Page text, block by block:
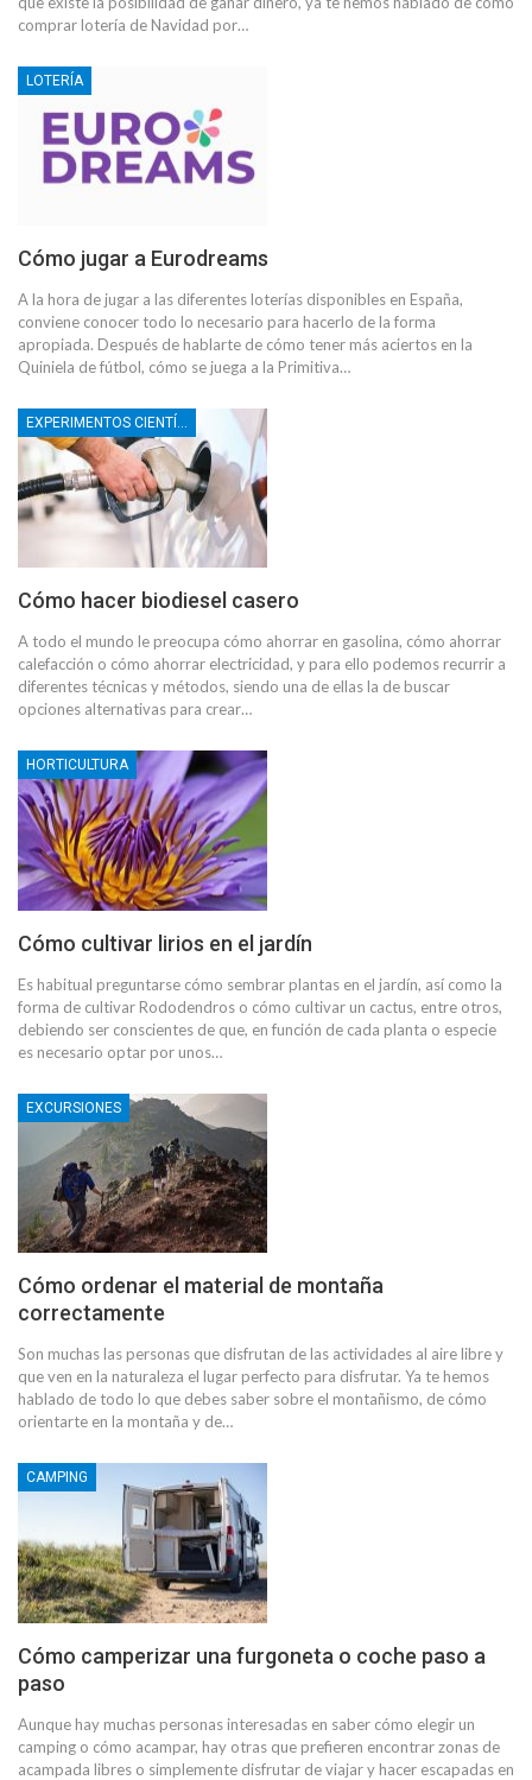
comprar lotería de Navidad por…
LOTERÍA
Cómo jugar a Eurodreams
A la hora de jugar a las diferentes loterías disponibles en España,
conviene conocer todo lo necesario para hacerlo de la forma
apropiada. Después de hablarte de cómo tener más aciertos en la
Quiniela de fútbol, cómo se juega a la Primitiva…
EXPERIMENTOS CIENTÍFICOS
Cómo hacer biodiesel casero
A todo el mundo le preocupa cómo ahorrar en gasolina, cómo ahorrar
calefacción o cómo ahorrar electricidad, y para ello podemos recurrir a
diferentes técnicas y métodos, siendo una de ellas la de buscar
opciones alternativas para crear…
HORTICULTURA
Cómo cultivar lirios en el jardín
Es habitual preguntarse cómo sembrar plantas en el jardín, así como la
forma de cultivar Rododendros o cómo cultivar un cactus, entre otros,
debiendo ser conscientes de que, en función de cada planta o especie
es necesario optar por unos…
EXCURSIONES
Cómo ordenar el material de montaña
correctamente
Son muchas las personas que disfrutan de las actividades al aire libre y
que ven en la naturaleza el lugar perfecto para disfrutar. Ya te hemos
hablado de todo lo que debes saber sobre el montañismo, de cómo
orientarte en la montaña y de…
CAMPING
Cómo camperizar una furgoneta o coche paso a
paso
Aunque hay muchas personas interesadas en saber cómo elegir un
camping o cómo acampar, hay otras que prefieren encontrar zonas de
acampada libres o simplemente disfrutar de viajar y hacer escapadas en